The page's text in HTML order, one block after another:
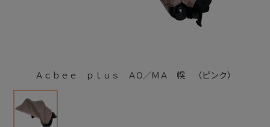
Ａｃｂｅｅ ｐｌｕｓ ＡO／ＭＡ 幌 （ピンク）